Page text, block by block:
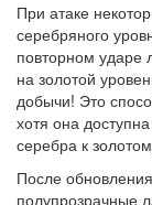
При атаке
серебряного
повторном ударе
на золотой
добычи! Это
хотя она
серебра к
После
полупрозрачные